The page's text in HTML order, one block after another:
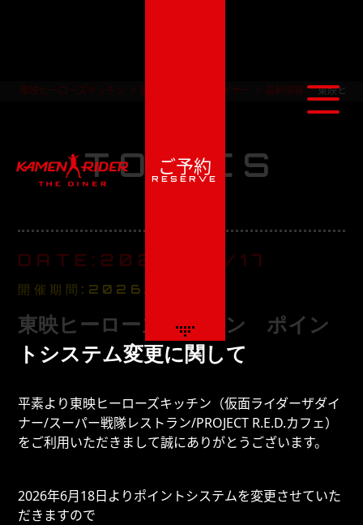
ご予約
RESERVE
東映ヒーローズキッチン 仮面ライダー ザ ダイナー 最新情報 東映ヒー
TOPICS
DATE:2026/06/17
開催期間:2026/6/18～
東映ヒーローズキッチン ポイン
トシステム変更に関して
平素より東映ヒーローズキッチン（仮面ライダーザダイ
ナー/スーパー戦隊レストラン/PROJECT R.E.D.カフェ）
をご利用いただきまして誠にありがとうございます。
2026年6月18日よりポイントシステムを変更させていた
だきますので